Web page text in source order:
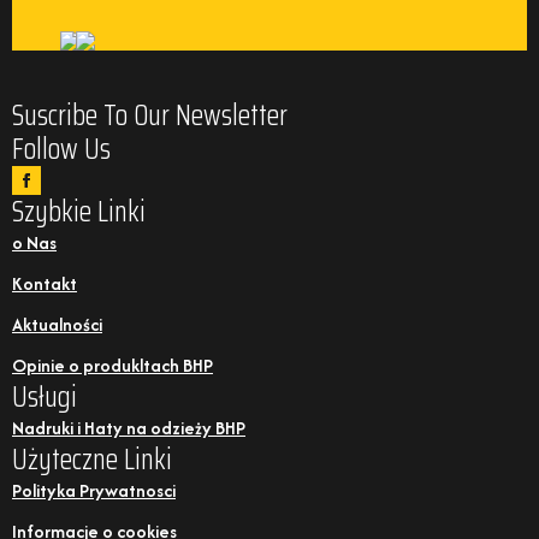
Suscribe To Our Newsletter
Follow Us
Szybkie Linki
o Nas
Kontakt
Aktualności
Opinie o produkltach BHP
Usługi
Nadruki i Haty na odzieży BHP
Użyteczne Linki
Polityka Prywatnosci
Informacje o cookies